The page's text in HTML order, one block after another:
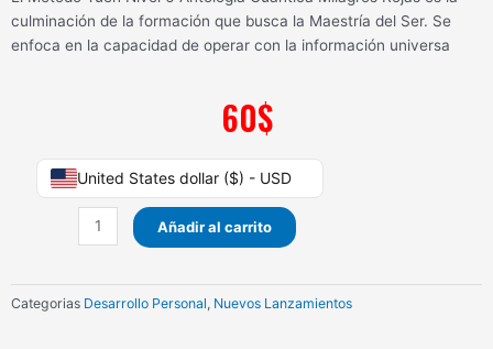
culminación de la formación que busca la Maestría del Ser. Se
enfoca en la capacidad de operar con la información universa
60$
United States dollar ($) - USD
Método
Yuen
Cuántica
Milagros
Añadir al carrito
Categorias Desarrollo Personal, Nuevos Lanzamientos